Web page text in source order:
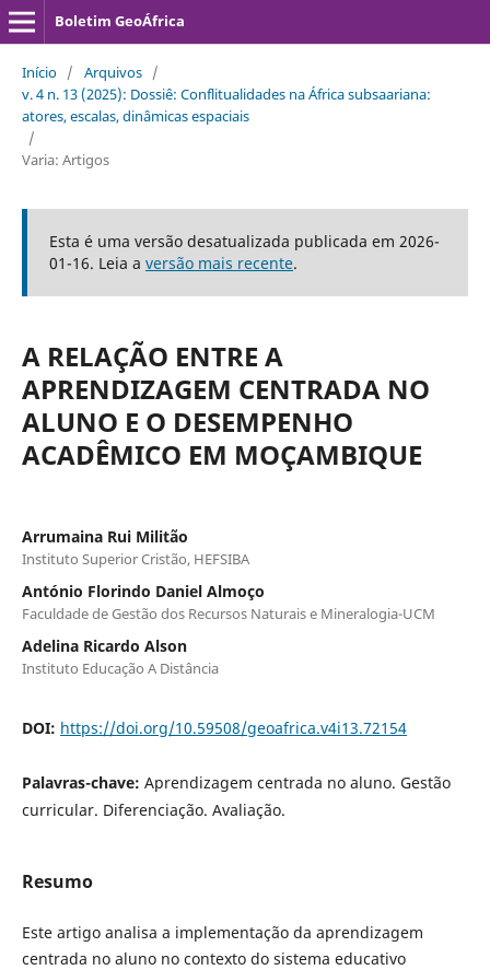
Boletim GeoÁfrica
Início / Arquivos /
v. 4 n. 13 (2025): Dossiê: Conflitualidades na África subsaariana:
atores, escalas, dinâmicas espaciais
/
Varia: Artigos
Esta é uma versão desatualizada publicada em 2026-
01-16. Leia a versão mais recente.
A RELAÇÃO ENTRE A
APRENDIZAGEM CENTRADA NO
ALUNO E O DESEMPENHO
ACADÊMICO EM MOÇAMBIQUE
Arrumaina Rui Militão
Instituto Superior Cristão, HEFSIBA
António Florindo Daniel Almoço
Faculdade de Gestão dos Recursos Naturais e Mineralogia-UCM
Adelina Ricardo Alson
Instituto Educação A Distância
DOI: https://doi.org/10.59508/geoafrica.v4i13.72154
Palavras-chave: Aprendizagem centrada no aluno. Gestão
curricular. Diferenciação. Avaliação.
Resumo
Este artigo analisa a implementação da aprendizagem
centrada no aluno no contexto do sistema educativo